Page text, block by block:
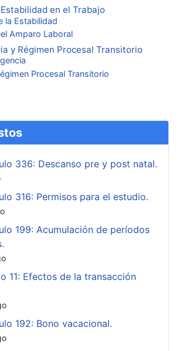
en el Trabajo
la Estabilidad
Amparo Laboral
y Régimen Procesal Transitorio
Procesal Transitorio
336: Descanso pre y post natal.
316: Permisos para el estudio.
199: Acumulación de períodos
11: Efectos de la transacción
192: Bono vacacional.